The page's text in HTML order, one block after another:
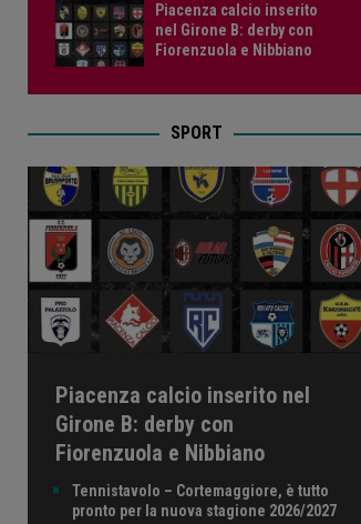
Piacenza calcio inserito
nel Girone B: derby con
Fiorenzuola e Nibbiano
SPORT
Piacenza calcio inserito nel
Girone B: derby con
Fiorenzuola e Nibbiano
Tennistavolo – Cortemaggiore, è tutto
pronto per la nuova stagione 2026/2027